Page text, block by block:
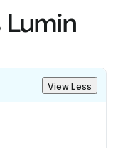
View Less